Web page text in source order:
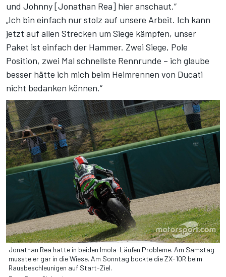
und Johnny [Jonathan Rea] hier anschaut.“
„Ich bin einfach nur stolz auf unsere Arbeit. Ich kann
jetzt auf allen Strecken um Siege kämpfen, unser
Paket ist einfach der Hammer. Zwei Siege, Pole
Position, zwei Mal schnellste Rennrunde – ich glaube
besser hätte ich mich beim Heimrennen von Ducati
nicht bedanken können.“
Jonathan Rea hatte in beiden Imola-Läufen Probleme. Am Samstag
musste er gar in die Wiese. Am Sonntag bockte die ZX-10R beim
Rausbeschleunigen auf Start-Ziel.